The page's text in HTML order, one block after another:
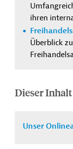
ihren
Überblick
Dieser
Unser